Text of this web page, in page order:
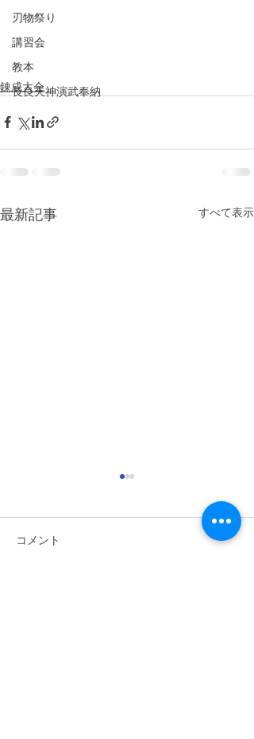
刃物祭り
講習会
教本
長良天神演武奉納
錬成大会
最新記事 すべて表示
コメント